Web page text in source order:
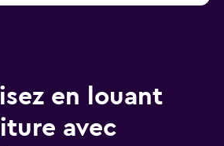
en louant
avec